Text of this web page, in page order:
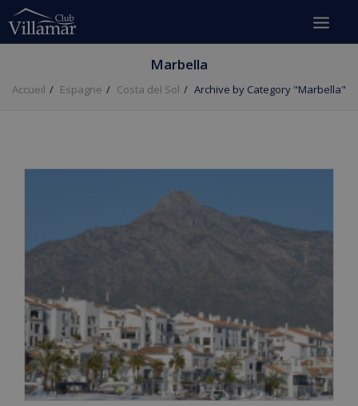
Marbella
Accueil Espagne Costa del Sol Archive by Category "Marbella"